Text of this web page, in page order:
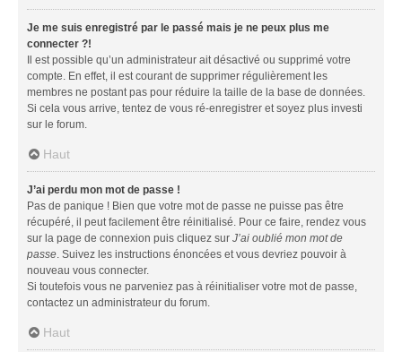
Je me suis enregistré par le passé mais je ne peux plus me
connecter ?!
Il est possible qu’un administrateur ait désactivé ou supprimé votre
compte. En effet, il est courant de supprimer régulièrement les
membres ne postant pas pour réduire la taille de la base de données.
Si cela vous arrive, tentez de vous ré-enregistrer et soyez plus investi
sur le forum.
Haut
J’ai perdu mon mot de passe !
Pas de panique ! Bien que votre mot de passe ne puisse pas être
récupéré, il peut facilement être réinitialisé. Pour ce faire, rendez vous
sur la page de connexion puis cliquez sur J’ai oublié mon mot de
passe. Suivez les instructions énoncées et vous devriez pouvoir à
nouveau vous connecter.
Si toutefois vous ne parveniez pas à réinitialiser votre mot de passe,
contactez un administrateur du forum.
Haut